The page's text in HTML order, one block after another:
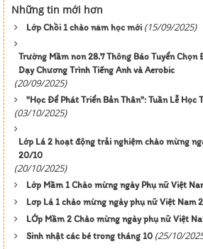
Những tin mới hơn
Lớp Chồi 1 chào năm học mới (15/09/2025)
Trường Mầm non 28.7 Thông Báo Tuyển Chọn
Dạy Chương Trình Tiếng Anh và Aerobic
(20/09/2025)
"Học Để Phát Triển Bản Thân": Tuần Lễ Học
(03/10/2025)
Lớp Lá 2 hoạt động trải nghiệm chào mừng
20/10
(20/10/2025)
Lớp Mầm 1 Chào mừng ngày Phụ nữ Việt
Lơp Lá 1 chào mừng ngày phụ nữ Việt Nam
LỚp Mầm 2 Chào mừng ngày phụ nữ Việt
Sinh nhật các bé trong tháng 10 (25/10/